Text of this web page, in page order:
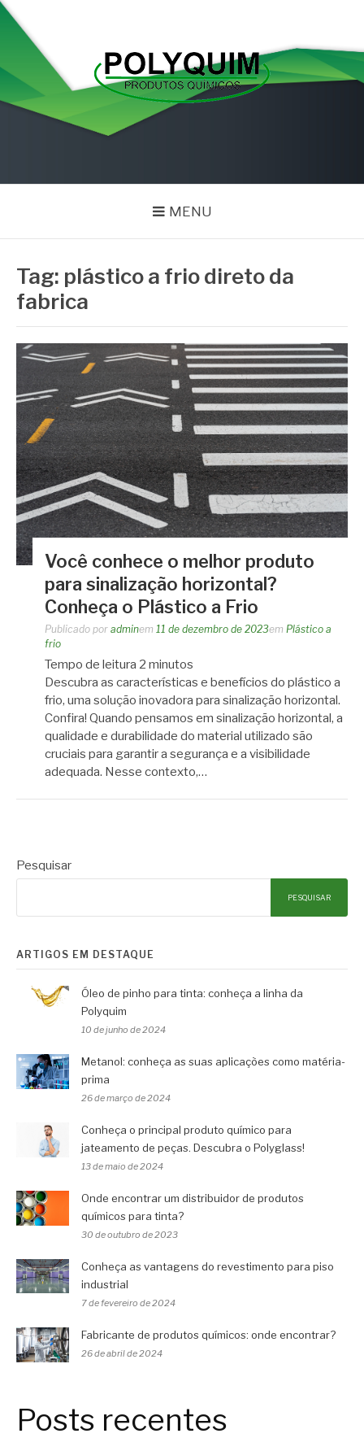
Pular
para
conteúdo
POLYQUIM
MENU
Tag: plástico a frio direto da
fabrica
Você conhece o melhor produto
para sinalização horizontal?
Conheça o Plástico a Frio
Publicado por adminem 11 de dezembro de 2023em Plástico a
frio
Tempo de leitura 2 minutos
Descubra as características e benefícios do plástico a
frio, uma solução inovadora para sinalização horizontal.
Confira! Quando pensamos em sinalização horizontal, a
qualidade e durabilidade do material utilizado são
cruciais para garantir a segurança e a visibilidade
adequada. Nesse contexto,…
Pesquisar
PESQUISAR
ARTIGOS EM DESTAQUE
Óleo de pinho para tinta: conheça a linha da
Polyquim
10 de junho de 2024
Metanol: conheça as suas aplicações como matéria-
prima
26 de março de 2024
Conheça o principal produto químico para
jateamento de peças. Descubra o Polyglass!
13 de maio de 2024
Onde encontrar um distribuidor de produtos
químicos para tinta?
30 de outubro de 2023
Conheça as vantagens do revestimento para piso
industrial
7 de fevereiro de 2024
Fabricante de produtos químicos: onde encontrar?
26 de abril de 2024
Posts recentes